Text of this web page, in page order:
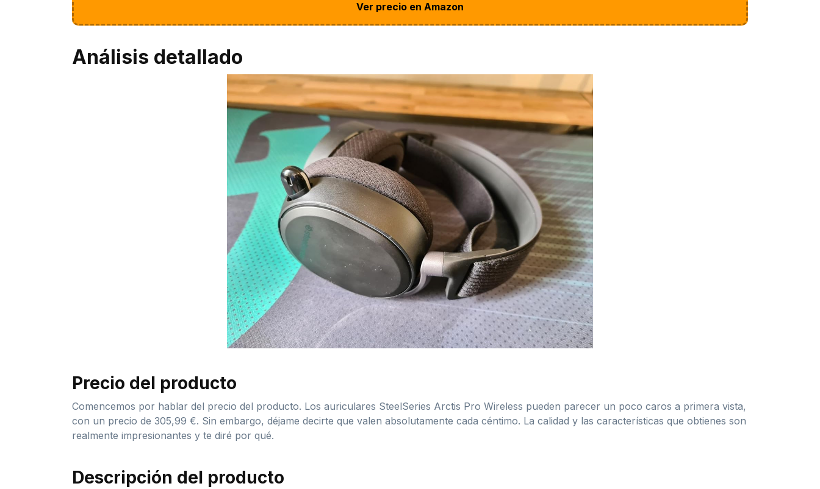
Ver precio en Amazon
Análisis detallado
Precio del producto
Comencemos por hablar del precio del producto. Los auriculares SteelSeries Arctis Pro Wireless pueden parecer un poco caros a primera vista,
con un precio de 305,99 €. Sin embargo, déjame decirte que valen absolutamente cada céntimo. La calidad y las características que obtienes son
realmente impresionantes y te diré por qué.
Descripción del producto